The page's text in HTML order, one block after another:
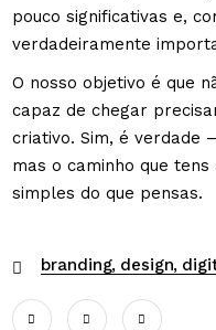
pouco significativas e,
verdadeiramente
O nosso objetivo é que
capaz de chegar
criativo. Sim, é verdade
mas o caminho que
simples do que pensas.
branding design